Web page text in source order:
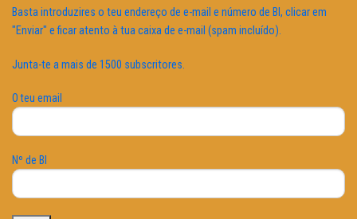
Basta introduzires o teu endereço de e-mail e número de BI, clicar em
"Enviar" e ficar atento à tua caixa de e-mail (spam incluído).
Junta-te a mais de 1500 subscritores.
O teu email
Nº de BI